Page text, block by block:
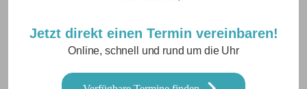
Jetzt direkt einen Termin vereinbaren!
Online, schnell und rund um die Uhr
Notdienst am
09.05.2026